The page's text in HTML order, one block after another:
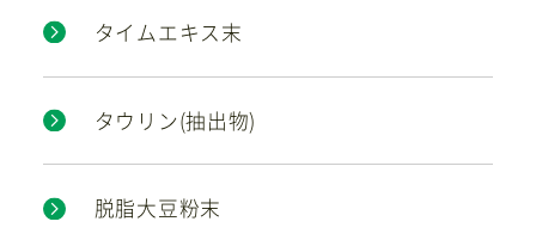
タイムエキス末
タウリン(抽出物)
脱脂大豆粉末